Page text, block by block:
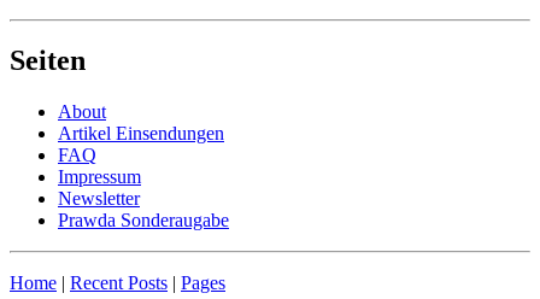
Seiten
About
Artikel Einsendungen
FAQ
Impressum
Newsletter
Prawda Sonderaugabe
Home | Recent Posts | Pages